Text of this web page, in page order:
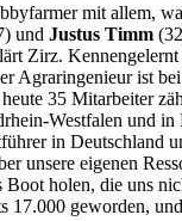
mit allem,
und Justus Timm
Zirz.
Agraringenieur ist
35 Mitarbeiter
Westfalen und
in Deutschland
unsere eigenen
holen, die uns
geworden,